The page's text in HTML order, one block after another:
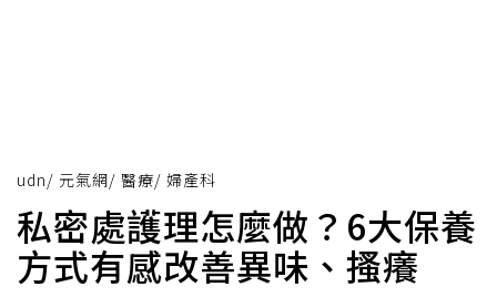
udn/ 元氣網/ 醫療/ 婦產科
私密處護理怎麼做？6大保養
方式有感改善異味、搔癢